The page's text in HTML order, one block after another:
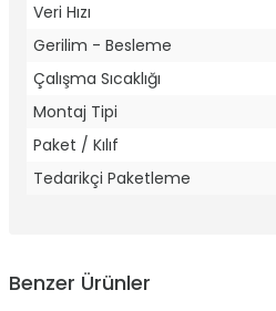
Veri Hızı
Gerilim - Besleme
Çalışma Sıcaklığı
Montaj Tipi
Paket / Kılıf
Tedarikçi Paketleme
Benzer Ürünler